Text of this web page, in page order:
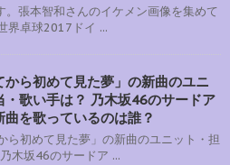
。張本智和さんのイケメン画像を集めて
界卓球2017ドイ ...
から初めて見た夢」の新曲のユニ
・歌い手は？ 乃木坂46のサードア
曲を歌っているのは誰？
ら初めて見た夢」の新曲のユニット・担
木坂46のサードア ...